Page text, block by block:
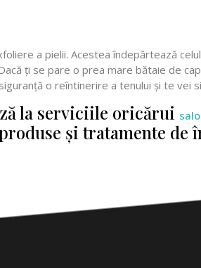
a pielii. Acestea îndepărtează
ți se pare o prea mare bătaie de
o reîntinerire a tenului și te vei
la serviciile oricărui
și tratamente